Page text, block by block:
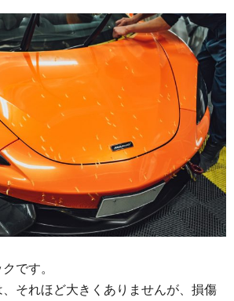
です。
それほど大きくありませんが、損傷